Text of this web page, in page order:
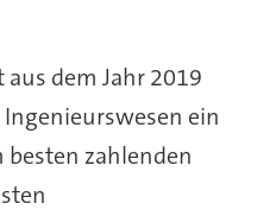
dem Jahr 2019
ein
besten zahlenden